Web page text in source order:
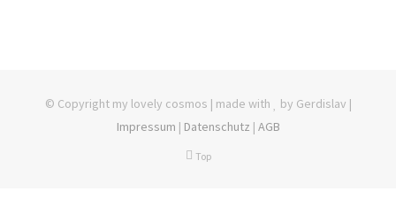
© Copyright my lovely cosmos | made with
by Gerdislav |
Impressum | Datenschutz | AGB
Top